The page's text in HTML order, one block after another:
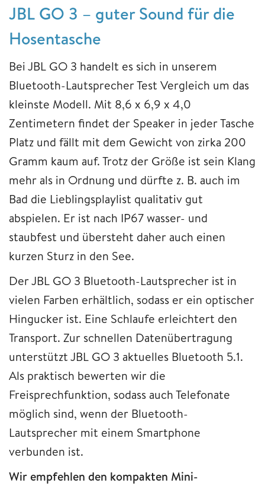
JBL GO 3 – guter Sound für die
Hosentasche
Bei JBL GO 3 handelt es sich in unserem
Bluetooth-Lautsprecher Test Vergleich um das
kleinste Modell. Mit 8,6 x 6,9 x 4,0
Zentimetern findet der Speaker in jeder Tasche
Platz und fällt mit dem Gewicht von zirka 200
Gramm kaum auf. Trotz der Größe ist sein Klang
mehr als in Ordnung und dürfte z. B. auch im
Bad die Lieblingsplaylist qualitativ gut
abspielen. Er ist nach IP67 wasser- und
staubfest und übersteht daher auch einen
kurzen Sturz in den See.
Der JBL GO 3 Bluetooth-Lautsprecher ist in
vielen Farben erhältlich, sodass er ein optischer
Hingucker ist. Eine Schlaufe erleichtert den
Transport. Zur schnellen Datenübertragung
unterstützt JBL GO 3 aktuelles Bluetooth 5.1.
Als praktisch bewerten wir die
Freisprechfunktion, sodass auch Telefonate
möglich sind, wenn der Bluetooth-
Lautsprecher mit einem Smartphone
verbunden ist.
Wir empfehlen den kompakten Mini-